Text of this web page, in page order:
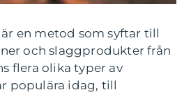
är en metod som syftar till
och slaggprodukter från
flera olika typer av
populära idag, till